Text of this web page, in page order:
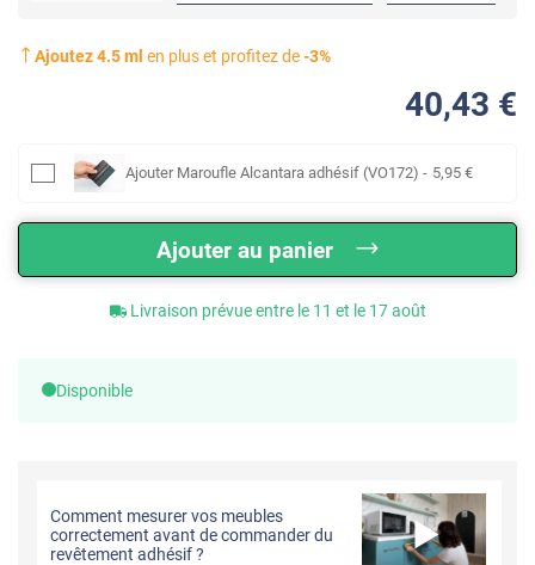
Ajoutez4.5ml en plus et profitez de-3%
40,43 €
Ajouter Maroufle Alcantara adhésif (VO172) - 5,95 €
Ajouter au panier
Livraison prévue entre le 11 et le 17 août
Disponible
Comment mesurer vos meubles
correctement avant de commander du
revêtement adhésif ?